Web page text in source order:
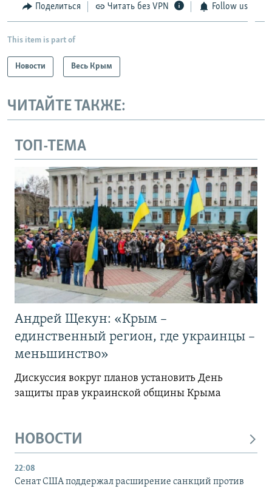
Поделиться Читать без VPN Follow us
This item is part of
Новости Весь Крым
ЧИТАЙТЕ ТАКЖЕ:
ТОП-ТЕМА
Андрей Щекун: «Крым –
единственный регион, где украинцы –
меньшинство»
Дискуссия вокруг планов установить День
защиты прав украинской общины Крыма
НОВОСТИ
22:08
Сенат США поддержал расширение санкций против